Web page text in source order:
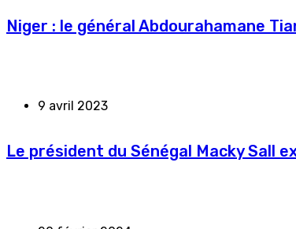
Niger : le général Abdourahamane
9 avril 2023
Le président du Sénégal Macky Sall